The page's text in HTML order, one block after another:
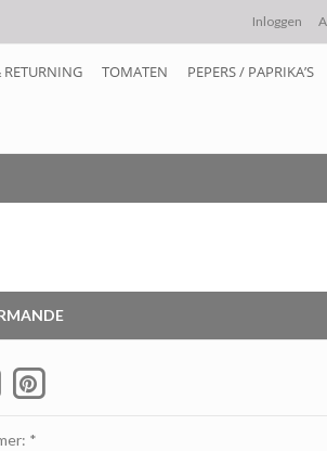
Inloggen
TOMATEN PEPERS / PAPRIKA’S
*